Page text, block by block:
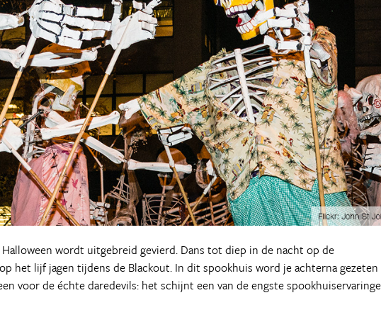
wordt uitgebreid gevierd. Dans tot diep in de nacht op de
het lijf jagen tijdens de Blackout. In dit spookhuis word je achterna gezeten
voor de échte daredevils: het schijnt een van de engste